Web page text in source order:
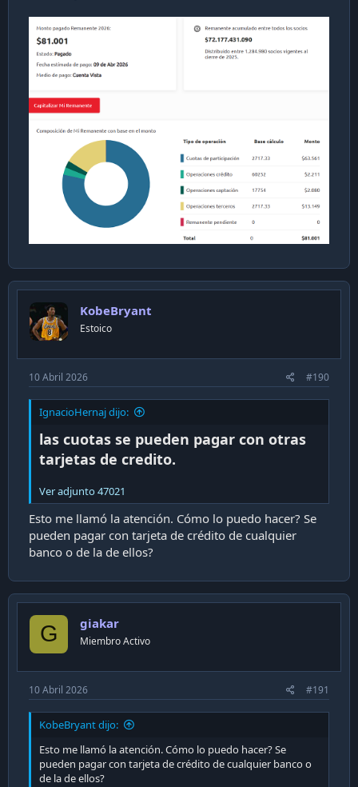
KobeBryant
Estoico
10 Abril 2026 #190
IgnacioHernaj dijo:
las cuotas se pueden pagar con otras
tarjetas de credito.
Ver adjunto 47021
Esto me llamó la atención. Cómo lo puedo hacer? Se
pueden pagar con tarjeta de crédito de cualquier
banco o de la de ellos?
G giakar
Miembro Activo
10 Abril 2026 #191
KobeBryant dijo:
Esto me llamó la atención. Cómo lo puedo hacer? Se
pueden pagar con tarjeta de crédito de cualquier banco o
de la de ellos?